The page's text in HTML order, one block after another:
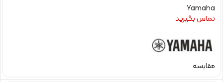
Yamaha
تماس بگیرید
مقایسه